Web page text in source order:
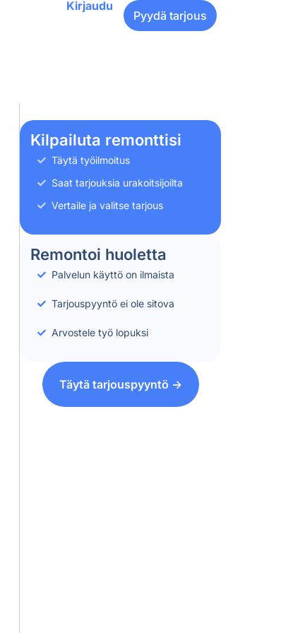
Kirjaudu
Pyydä tarjous
Kilpailuta remonttisi
Täytä työilmoitus
Saat tarjouksia urakoitsijoilta
Vertaile ja valitse tarjous
Remontoi huoletta
Palvelun käyttö on ilmaista
Tarjouspyyntö ei ole sitova
Arvostele työ lopuksi
Täytä tarjouspyyntö ->